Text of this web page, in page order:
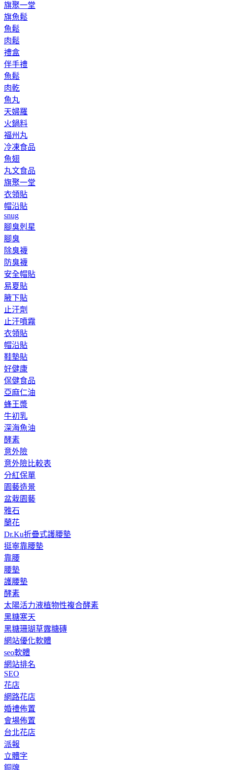
旗聚一堂
旗魚鬆
魚鬆
肉鬆
禮盒
伴手禮
魚鬆
肉乾
魚丸
天婦羅
火鍋料
福州丸
冷凍食品
魚翅
丸文食品
旗聚一堂
衣領貼
帽沿貼
snug
腳臭剋星
腳臭
除臭襪
防臭襪
安全帽貼
易夏貼
腋下貼
止汗劑
止汗噴霧
衣領貼
帽沿貼
鞋墊貼
好健康
保健食品
亞麻仁油
蜂王漿
牛初乳
深海魚油
酵素
意外險
意外險比較表
分紅保單
園藝造景
盆栽園藝
雅石
蘭花
Dr.Ku折疊式護腰墊
挺寧靠腰墊
靠腰
腰墊
護腰墊
酵素
太陽活力液植物性複合酵素
黑糖寒天
黑糖珊瑚草露糖磚
網站優化軟體
seo軟體
網站排名
SEO
花店
網路花店
婚禮佈置
會場佈置
台北花店
派報
立體字
銅牌